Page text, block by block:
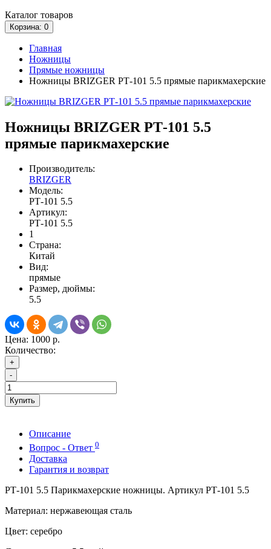
Каталог товаров
Корзина: 0
Главная
Ножницы
Прямые ножницы
Ножницы BRIZGER РТ-101 5.5 прямые парикмахерские
Ножницы BRIZGER РТ-101 5.5
прямые парикмахерские
Производитель:
BRIZGER
Модель:
РТ-101 5.5
Артикул:
РТ-101 5.5
1
Страна:
Китай
Вид:
прямые
Размер, дюймы:
5.5
Цена: 1000 р.
Количество:
+
-
Купить
Описание
Вопрос - Ответ 0
Доставка
Гарантия и возврат
РТ-101 5.5 Парикмахерские ножницы. Артикул РТ-101 5.5
Материал: нержавеющая сталь
Цвет: серебро